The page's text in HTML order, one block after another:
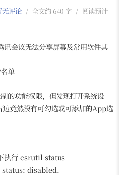
无评论 / 全文约 640 字 / 阅读预计
讯会议无法分享屏幕及常用软件其
单
的功能权限，但发现打开系统设
竟然没有可勾选或可添加的App选
执行 csrutil status
disabled.